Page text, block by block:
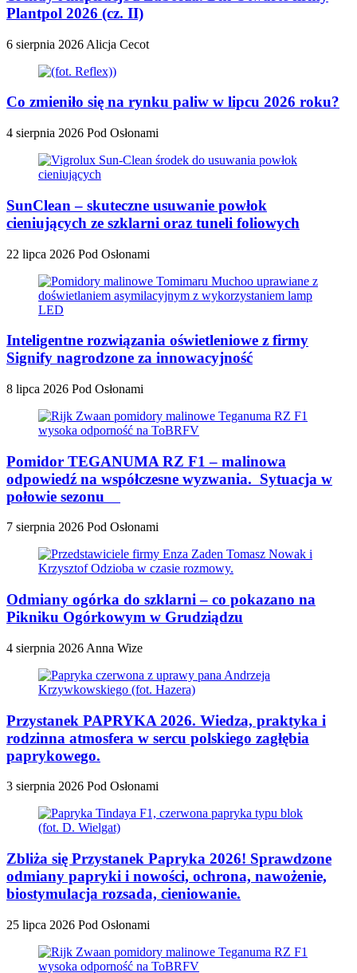
Plantpol 2026 (cz. II)
6 sierpnia 2026 Alicja Cecot
Co zmieniło się na rynku paliw w lipcu 2026 roku?
4 sierpnia 2026 Pod Osłonami
SunClean – skuteczne usuwanie powłok
cieniujących ze szklarni oraz tuneli foliowych
22 lipca 2026 Pod Osłonami
Inteligentne rozwiązania oświetleniowe z firmy
Signify nagrodzone za innowacyjność
8 lipca 2026 Pod Osłonami
Pomidor TEGANUMA RZ F1 – malinowa
odpowiedź na współczesne wyzwania. Sytuacja w
połowie sezonu
7 sierpnia 2026 Pod Osłonami
Odmiany ogórka do szklarni – co pokazano na
Pikniku Ogórkowym w Grudziądzu
4 sierpnia 2026 Anna Wize
Przystanek PAPRYKA 2026. Wiedza, praktyka i
rodzinna atmosfera w sercu polskiego zagłębia
paprykowego.
3 sierpnia 2026 Pod Osłonami
Zbliża się Przystanek Papryka 2026! Sprawdzone
odmiany papryki i nowości, ochrona, nawożenie,
biostymulacja rozsada, cieniowanie.
25 lipca 2026 Pod Osłonami